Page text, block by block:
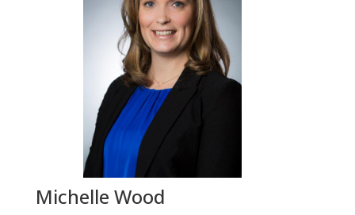
Michelle Wood